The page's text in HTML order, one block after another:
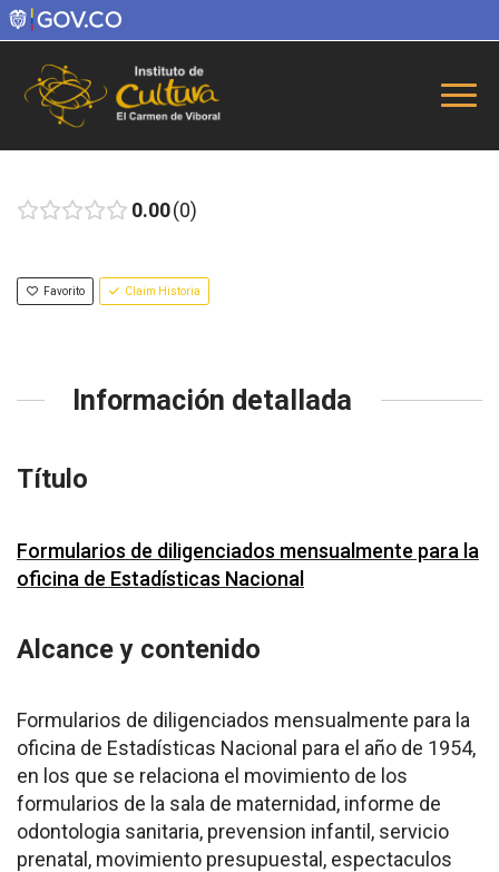
0.00 0
Favorito Claim Historia
Información detallada
Título
Formularios de diligenciados mensualmente para la
oficina de Estadísticas Nacional
Alcance y contenido
Formularios de diligenciados mensualmente para la
oficina de Estadísticas Nacional para el año de 1954,
en los que se relaciona el movimiento de los
formularios de la sala de maternidad, informe de
odontologia sanitaria, prevension infantil, servicio
prenatal, movimiento presupuestal, espectaculos